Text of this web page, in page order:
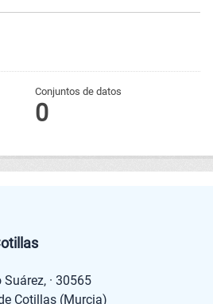
Conjuntos de datos
0
Suárez, · 30565
Cotillas (Murcia)